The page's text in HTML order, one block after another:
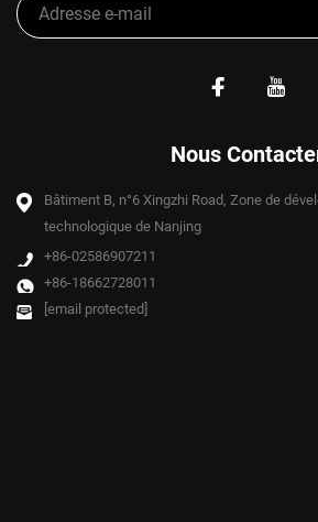
Nous
Bâtiment B, n°6 Xingzhi Road, Zone de
technologique de Nanjing
+86-02586907211
+86-18662728011
[email protected]